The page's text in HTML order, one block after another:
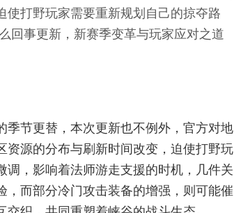
打野玩家需要重新规划自己的掠夺路
回事更新，新赛季变革与玩家应对之道
节更替，本次更新也不例外，官方对地
资源的分布与刷新时间改变，迫使打野玩
，影响着法师游走支援的时机，几件关
而部分冷门攻击装备的增强，则可能催